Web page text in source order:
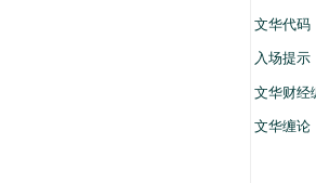
文华代码
入场提示
文华财经
文华缠论